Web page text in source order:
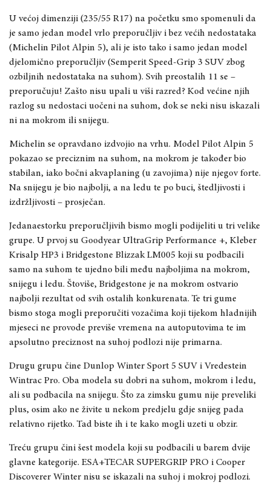
U većoj dimenziji (235/55 R17) na početku smo spomenuli da
je samo jedan model vrlo preporučljiv i bez većih nedostataka
(Michelin Pilot Alpin 5), ali je isto tako i samo jedan model
djelomično preporučljiv(Semperit Speed-Grip 3 SUV zbog
ozbiljnih nedostataka na suhom). Svih preostalih 11 se –
preporučuju! Zašto nisu upali u viši razred? Kod većine njih
razlog su nedostaci uočeni na suhom, dok se neki nisu iskazali
ni na mokrom ili snijegu.
Michelin se opravdano izdvojio na vrhu. Model Pilot Alpin 5
pokazao se preciznim na suhom, na mokrom je također bio
stabilan, iako bočni akvaplaning (u zavojima) nije njegov forte.
Na snijegu je bio najbolji, a na ledu te po buci, štedljivosti i
izdržljivosti – prosječan.
Jedanaestorku preporučljivih bismo mogli podijeliti u tri velike
grupe. U prvoj su Goodyear UltraGrip Performance +, Kleber
Krisalp HP3 i Bridgestone Blizzak LM005 koji su podbacili
samo na suhom te ujedno bili među najboljima na mokrom,
snijegu i ledu. Štoviše, Bridgestone je na mokrom ostvario
najbolji rezultat od svih ostalih konkurenata. Te tri gume
bismo stoga mogli preporučiti vozačima koji tijekom hladnijih
mjeseci ne provode previše vremena na autoputovima te im
apsolutno preciznost na suhoj podlozi nije primarna.
Drugu grupu čine Dunlop Winter Sport 5 SUV i Vredestein
Wintrac Pro. Oba modela su dobri na suhom, mokrom i ledu,
ali su podbacila na snijegu. Što za zimsku gumu nije preveliki
plus, osim ako ne živite u nekom predjelu gdje snijeg pada
relativno rijetko. Tad biste ih i te kako mogli uzeti u obzir.
Treću grupu čini šest modela koji su podbacili u barem dvije
glavne kategorije. ESA+TECAR SUPERGRIP PRO i Cooper
Discoverer Winter nisu se iskazali na suhoj i mokroj podlozi.